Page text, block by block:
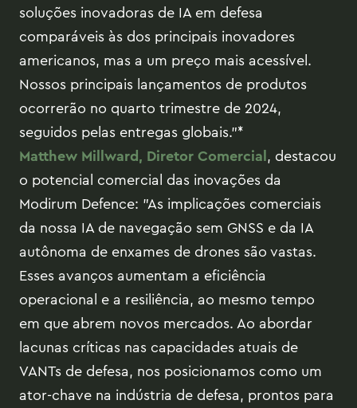
soluções inovadoras de IA em defesa
comparáveis às dos principais inovadores
americanos, mas a um preço mais acessível.
Nossos principais lançamentos de produtos
ocorrerão no quarto trimestre de 2024,
seguidos pelas entregas globais."*
Matthew Millward, Diretor Comercial, destacou
o potencial comercial das inovações da
Modirum Defence: "As implicações comerciais
da nossa IA de navegação sem GNSS e da IA
autônoma de enxames de drones são vastas.
Esses avanços aumentam a eficiência
operacional e a resiliência, ao mesmo tempo
em que abrem novos mercados. Ao abordar
lacunas críticas nas capacidades atuais de
VANTs de defesa, nos posicionamos como um
ator-chave na indústria de defesa, prontos para